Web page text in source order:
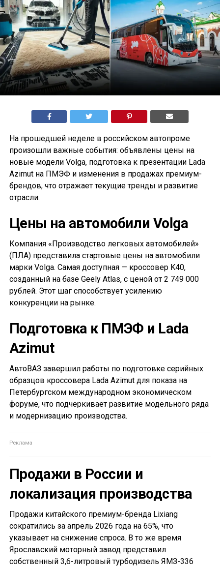
На прошедшей неделе в российском автопроме
произошли важные события: объявлены цены на
новые модели Volga, подготовка к презентации Lada
Azimut на ПМЭФ и изменения в продажах премиум-
брендов, что отражает текущие тренды и развитие
отрасли.
Цены на автомобили Volga
Компания «Производство легковых автомобилей»
(ПЛА) представила стартовые цены на автомобили
марки Volga. Самая доступная — кроссовер K40,
созданный на базе Geely Atlas, с ценой от 2 749 000
рублей. Этот шаг способствует усилению
конкуренции на рынке.
Подготовка к ПМЭФ и Lada
Azimut
АвтоВАЗ завершил работы по подготовке серийных
образцов кроссовера Lada Azimut для показа на
Петербургском международном экономическом
форуме, что подчеркивает развитие модельного ряда
и модернизацию производства.
Продажи в России и
локализация производства
Продажи китайского премиум-бренда Lixiang
сократились за апрель 2026 года на 65%, что
указывает на снижение спроса. В то же время
Ярославский моторный завод представил
собственный 3,6-литровый турбодизель ЯМЗ-336